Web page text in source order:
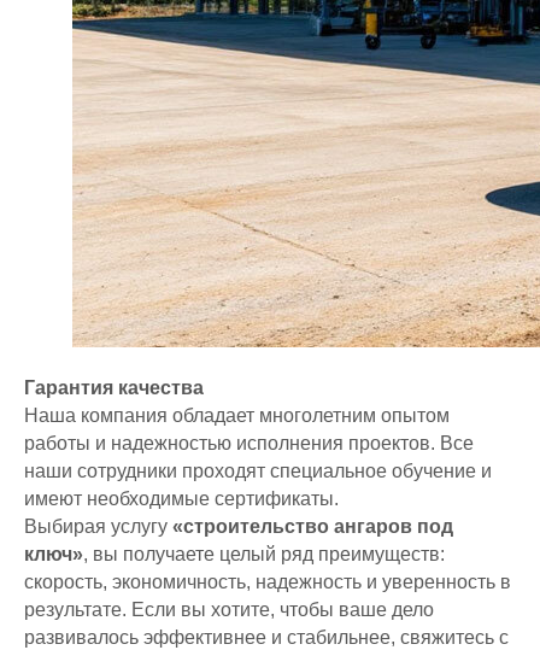
Гарантия качества
Наша компания обладает многолетним опытом
работы и надежностью исполнения проектов. Все
наши сотрудники проходят специальное обучение и
имеют необходимые сертификаты.
Выбирая услугу «строительство ангаров под
ключ», вы получаете целый ряд преимуществ:
скорость, экономичность, надежность и уверенность в
результате. Если вы хотите, чтобы ваше дело
развивалось эффективнее и стабильнее, свяжитесь с
Согласие на обработку
персональных данных
Политика конфиденциальности